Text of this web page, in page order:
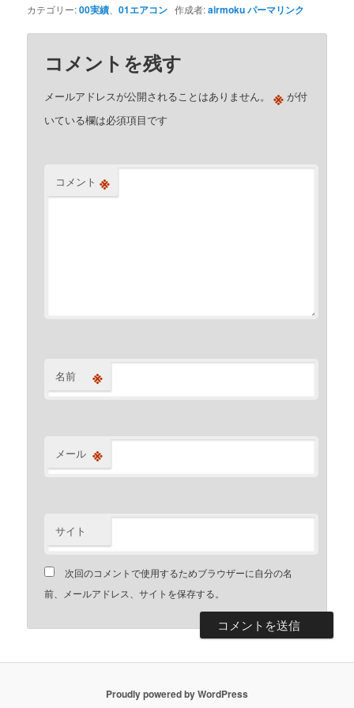
カテゴリー:00実績 、01エアコン 作成者:airmokuパーマリンク
コメントを残す
メールアドレスが公開されることはありません。 ※ が付
いている欄は必須項目です
コメント ※
名前 ※
メール ※
サイト
次回のコメントで使用するためブラウザーに自分の名
前、メールアドレス、サイトを保存する。
Proudly powered by WordPress